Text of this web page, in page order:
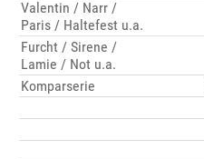
Valentin / Narr /
Paris / Haltefest u.a.
Furcht / Sirene /
Lamie / Not u.a.
Komparserie